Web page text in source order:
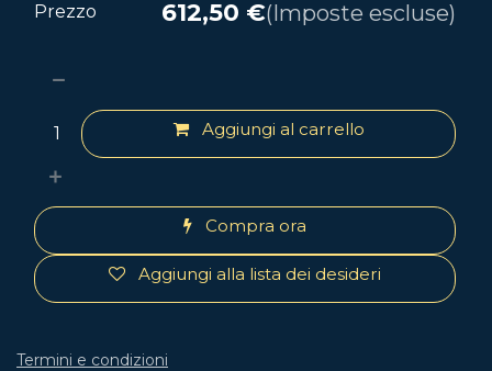
Aggiungi al carrello
Compra ora
Aggiungi alla lista dei desideri
Prezzo 612,50 €(Imposte escluse)
Termini e condizioni